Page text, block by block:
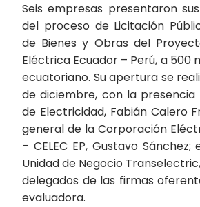
Seis empresas presentaron
del proceso de Licitación
de Bienes y Obras del
Eléctrica Ecuador – Perú, a 500
ecuatoriano. Su apertura se
de diciembre, con la presencia
de Electricidad, Fabián Calero
general de la Corporación
– CELEC EP, Gustavo
Unidad de Negocio
delegados de las firmas
evaluadora.